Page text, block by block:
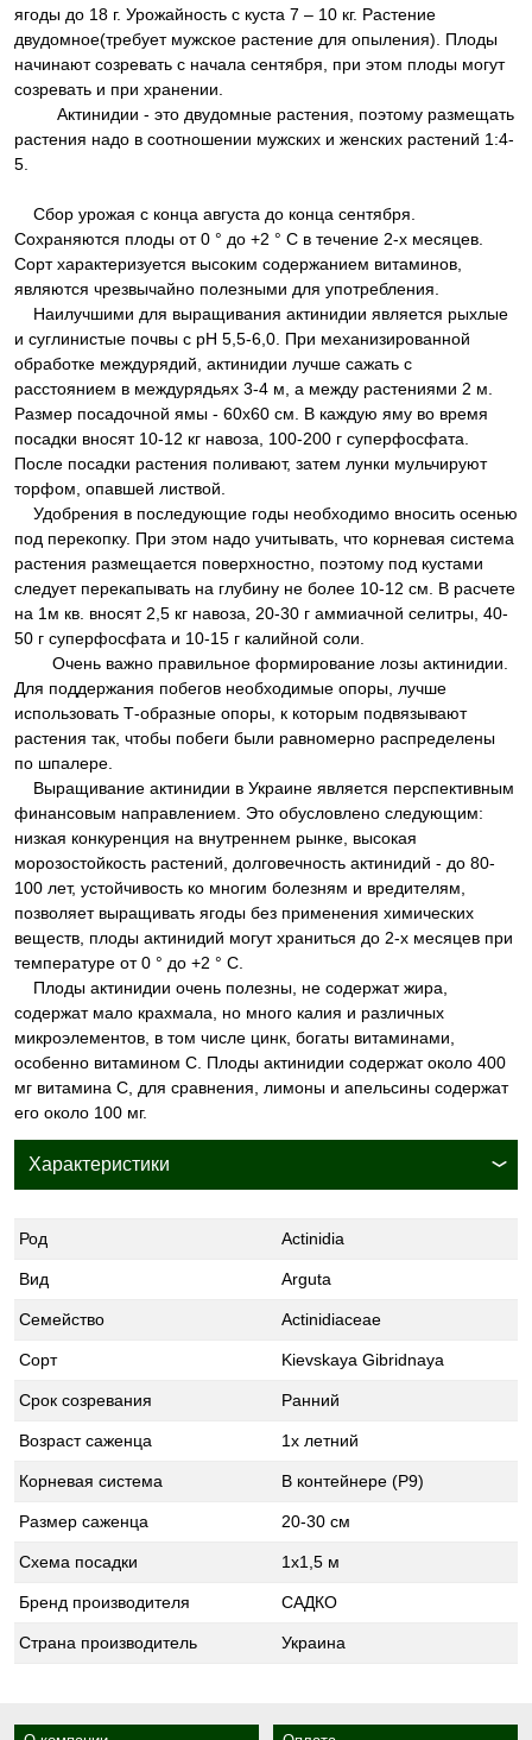
ягоды до 18 г. Урожайность с куста 7 – 10 кг. Растение
двудомное(требует мужское растение для опыления). Плоды
начинают созревать с начала сентября, при этом плоды могут
созревать и при хранении.
Актинидии - это двудомные растения, поэтому размещать
растения надо в соотношении мужских и женских растений 1:4-
5.
Сбор урожая с конца августа до конца сентября.
Сохраняются плоды от 0 ° до +2 ° С в течение 2-х месяцев.
Сорт характеризуется высоким содержанием витаминов,
являются чрезвычайно полезными для употребления.
Наилучшими для выращивания актинидии является рыхлые
и суглинистые почвы с рН 5,5-6,0. При механизированной
обработке междурядий, актинидии лучше сажать с
расстоянием в междурядьях 3-4 м, а между растениями 2 м.
Размер посадочной ямы - 60х60 см. В каждую яму во время
посадки вносят 10-12 кг навоза, 100-200 г суперфосфата.
После посадки растения поливают, затем лунки мульчируют
торфом, опавшей листвой.
Удобрения в последующие годы необходимо вносить осенью
под перекопку. При этом надо учитывать, что корневая система
растения размещается поверхностно, поэтому под кустами
следует перекапывать на глубину не более 10-12 см. В расчете
на 1м кв. вносят 2,5 кг навоза, 20-30 г аммиачной селитры, 40-
50 г суперфосфата и 10-15 г калийной соли.
Очень важно правильное формирование лозы актинидии.
Для поддержания побегов необходимые опоры, лучше
использовать Т-образные опоры, к которым подвязывают
растения так, чтобы побеги были равномерно распределены
по шпалере.
Выращивание актинидии в Украине является перспективным
финансовым направлением. Это обусловлено следующим:
низкая конкуренция на внутреннем рынке, высокая
морозостойкость растений, долговечность актинидий - до 80-
100 лет, устойчивость ко многим болезням и вредителям,
позволяет выращивать ягоды без применения химических
веществ, плоды актинидий могут храниться до 2-х месяцев при
температуре от 0 ° до +2 ° С.
Плоды актинидии очень полезны, не содержат жира,
содержат мало крахмала, но много калия и различных
микроэлементов, в том числе цинк, богаты витаминами,
особенно витамином C. Плоды актинидии содержат около 400
мг витамина C, для сравнения, лимоны и апельсины содержат
его около 100 мг.
Характеристики
Род Actinidia
Вид Arguta
Семейство Actinidiaceae
Сорт Kievskaya Gibridnaya
Срок созревания Ранний
Возраст саженца 1х летний
Корневая система В контейнере (Р9)
Размер саженца 20-30 см
Схема посадки 1х1,5 м
Бренд производителя САДКО
Страна производитель Украина